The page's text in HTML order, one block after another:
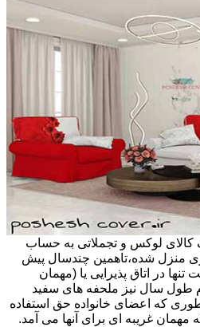
کالای لوکس و تجملاتی به حساب
منزل شده،تاهمین چندسال پیش
در اتاق پذیرایی یا (مهمان
طول سال نیز ملحفه های سفید
که اعضای خانواده حق استفاده
مهمان غریبه ای برای آنها می آمد.